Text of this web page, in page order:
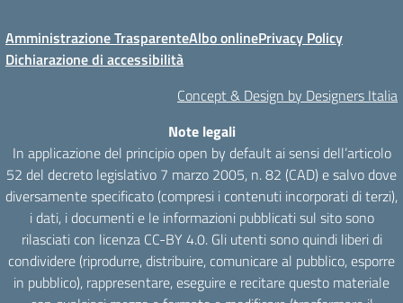
Amministrazione TrasparenteAlbo onlinePrivacy Policy
Dichiarazione di accessibilità
Concept & Design by Designers Italia
Note legali
In applicazione del principio open by default ai sensi dell’articolo
52 del decreto legislativo 7 marzo 2005, n. 82 (CAD) e salvo dove
diversamente specificato (compresi i contenuti incorporati di terzi),
i dati, i documenti e le informazioni pubblicati sul sito sono
rilasciati con licenza CC-BY 4.0. Gli utenti sono quindi liberi di
condividere (riprodurre, distribuire, comunicare al pubblico, esporre
in pubblico), rappresentare, eseguire e recitare questo materiale